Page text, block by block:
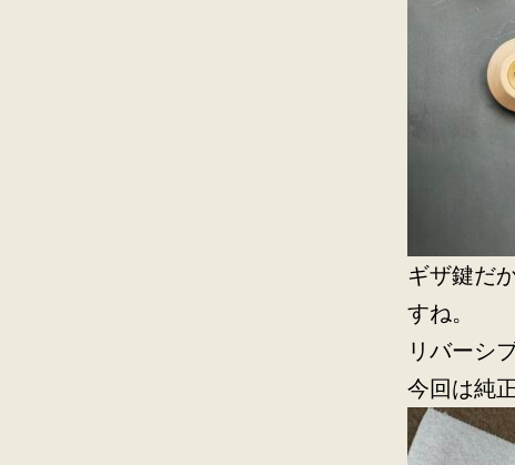
ギザ鍵だ
すね。
リバーシ
今回は純